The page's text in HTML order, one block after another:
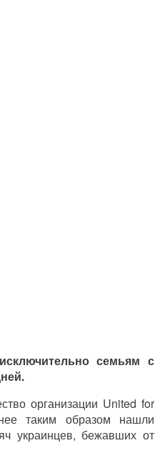
семьям с
организации United for
таким образом нашли
украинцев, бежавших от